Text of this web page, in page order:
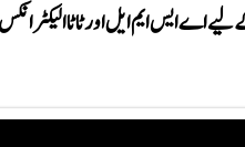
لیے اے ایس ایم ایل اور ٹاٹا